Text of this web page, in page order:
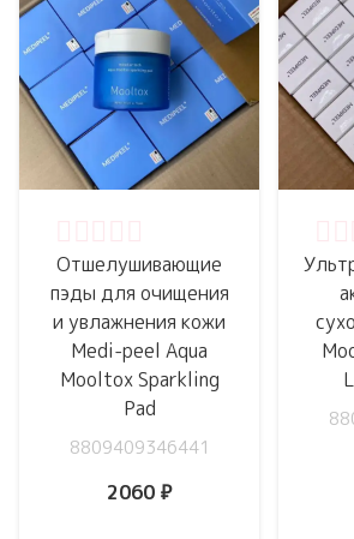
Отшелушивающие
пэды для очищения
и увлажнения кожи
Medi-peel Aqua
Mooltox Sparkling
Pad
8809409346441
2060 ₽